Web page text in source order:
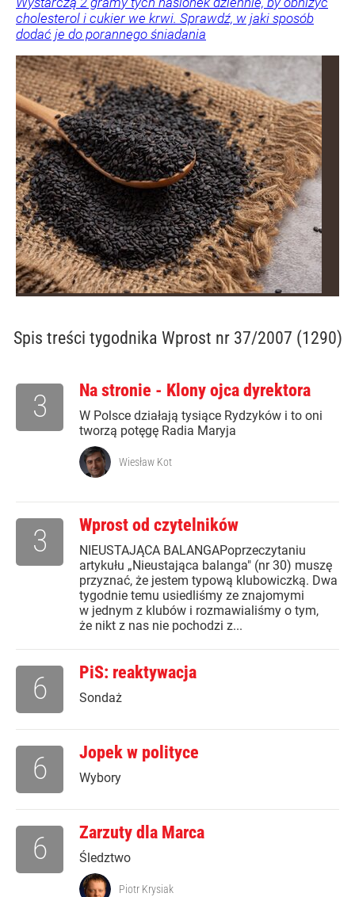
cholesterol i cukier we krwi. Sprawdź, w jaki sposób
dodać je do porannego śniadania
Spis treści tygodnika Wprost nr 37/2007 (1290)
Na stronie - Klony ojca dyrektora
W Polsce działają tysiące Rydzyków i to oni
tworzą potęgę Radia Maryja
3
Wiesław Kot
Wprost od czytelników
NIEUSTAJĄCA BALANGAPoprzeczytaniu
artykułu „Nieustająca balanga" (nr 30) muszę
przyznać, że jestem typową klubowiczką. Dwa
tygodnie temu usiedliśmy ze znajomymi
w jednym z klubów i rozmawialiśmy o tym,
że nikt z nas nie pochodzi z...
3
PiS: reaktywacja
Sondaż
6
Jopek w polityce
Wybory
6
Zarzuty dla Marca
Śledztwo
6
Piotr Krysiak